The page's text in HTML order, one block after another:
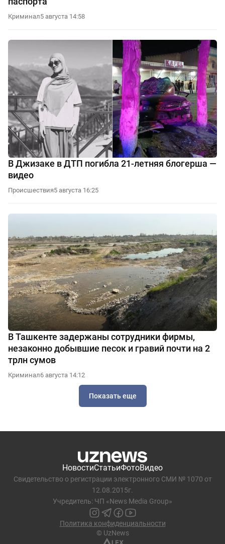
Криминал5 августа 14:58
В Джизаке в ДТП погибла 21-летняя блогерша —
видео
Происшествия5 августа 16:25
В Ташкенте задержаны сотрудники фирмы,
незаконно добывшие песок и гравий почти на 2
трлн сумов
Криминал6 августа 14:12
Показать еще
НовостиСтатьиФотоВидео
Свидетельство о регистрации электронного СМИ № 1070 от
12.08.2015г.
Учредитель: ЧП «News Media Group»
Политика конфиденциальности
© UzNews